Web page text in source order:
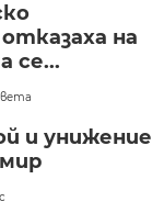
на
се...
и унижение